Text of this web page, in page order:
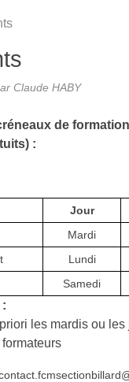
Claude HABY
de
:
Jour
Mardi
Lundi
Samedi
les mardis ou les